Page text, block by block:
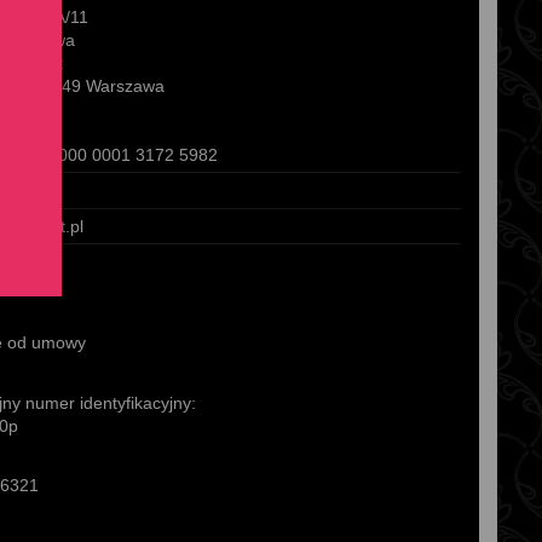
4A/11
i biuro:
8, 02-949 Warszawa
1056 0000 0001 3172 5982
od umowy
numer identyfikacyjny: